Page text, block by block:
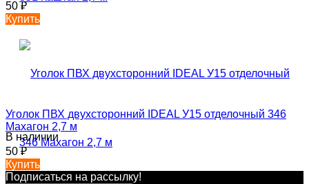
50₽
Купить
Уголок ПВХ двухсторонний IDEAL У15 отделочный 346
Махагон 2,7 м
В наличии
50₽
Купить
Подписаться на рассылкy!